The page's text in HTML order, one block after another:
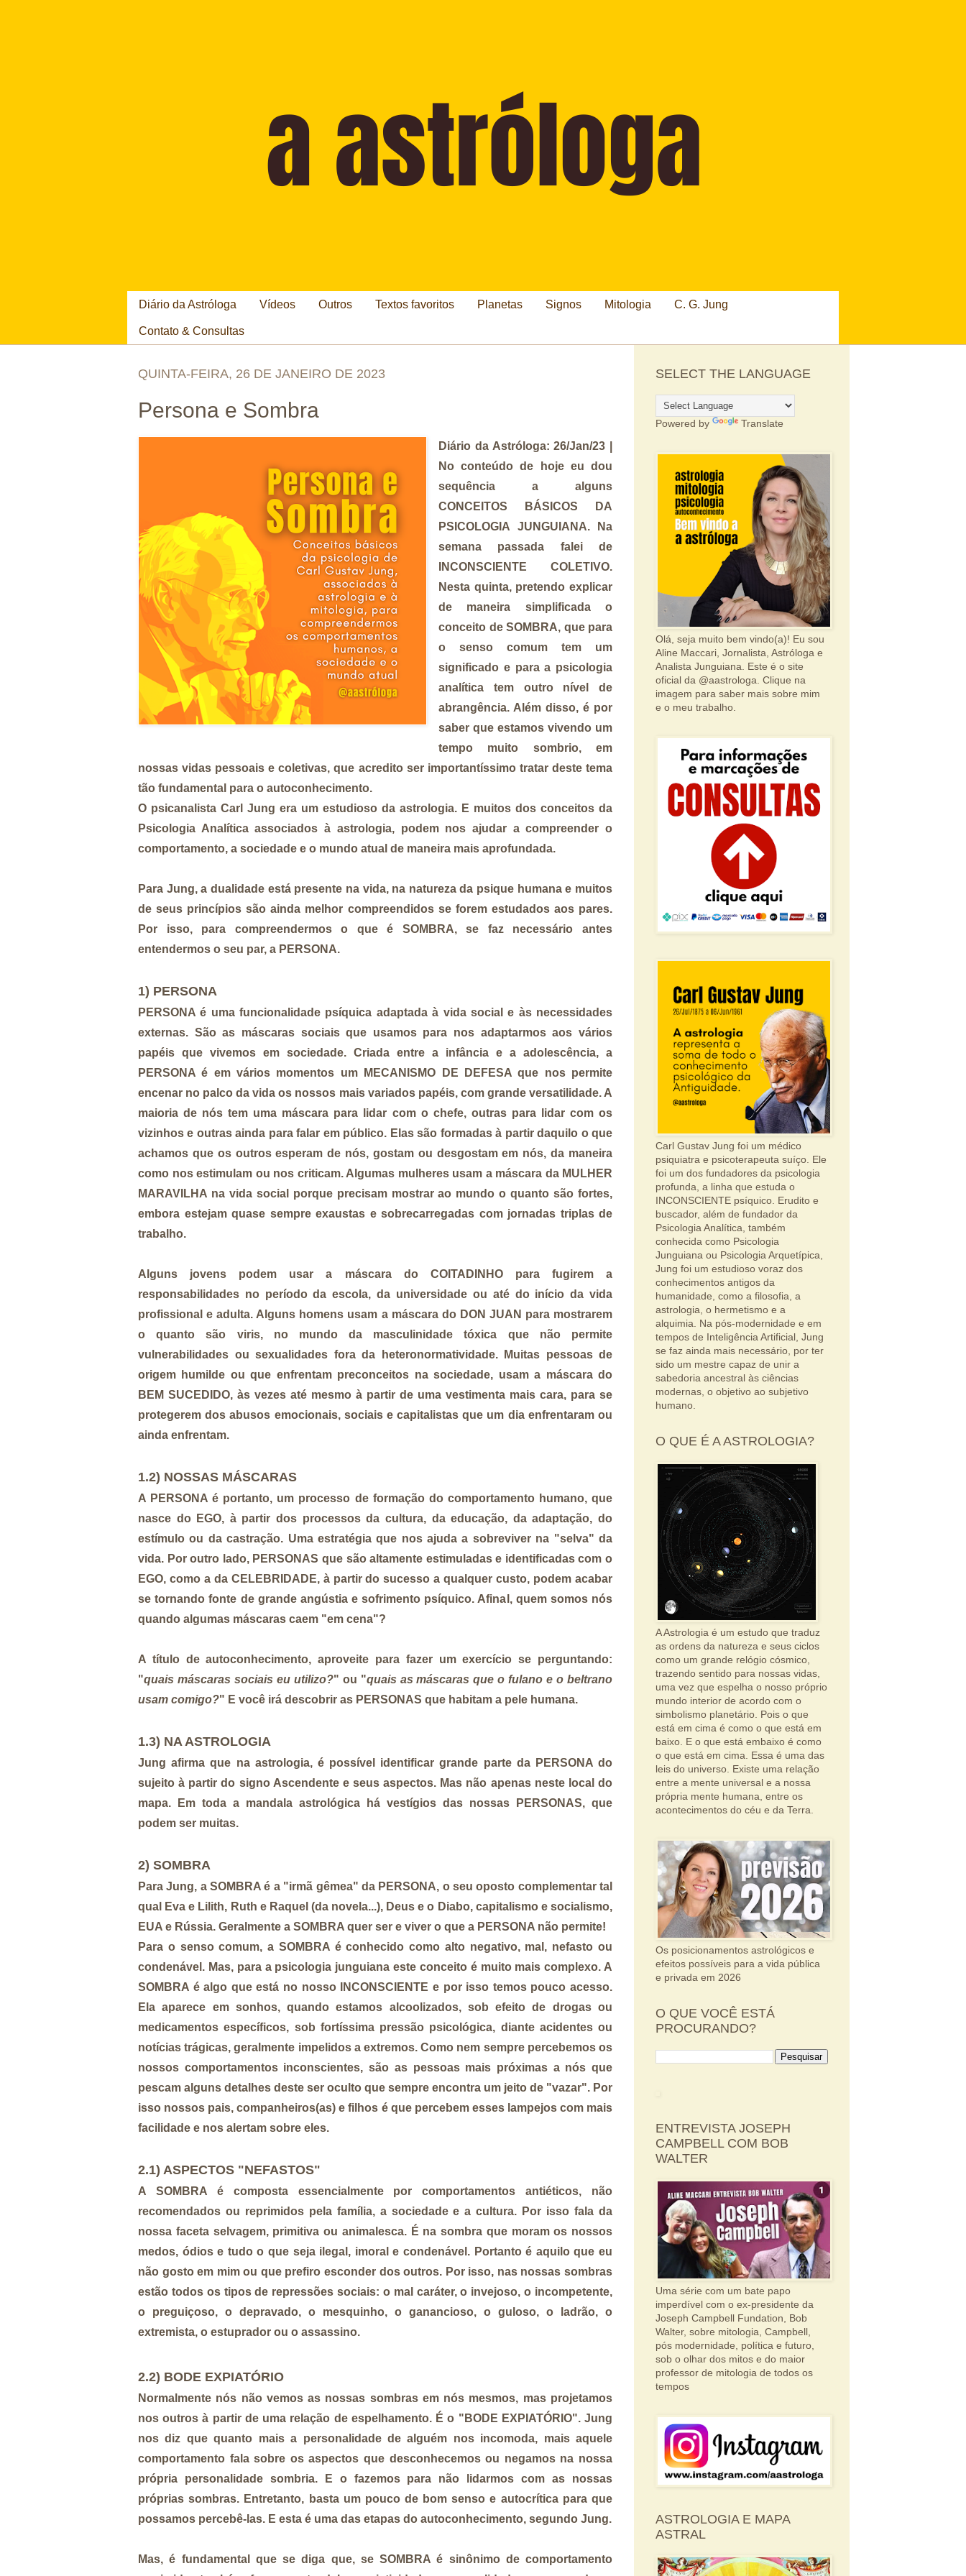
Diário da Astróloga Vídeos Outros Textos favoritos Planetas Signos Mitologia C. G. Jung
Contato & Consultas
QUINTA-FEIRA, 26 DE JANEIRO DE 2023
Persona e Sombra
Diário da Astróloga: 26/Jan/23 |
No conteúdo de hoje eu dou
sequência a alguns
CONCEITOS BÁSICOS DA
PSICOLOGIA JUNGUIANA. Na
semana passada falei de
INCONSCIENTE COLETIVO.
Nesta quinta, pretendo explicar
de maneira simplificada o
conceito de SOMBRA, que para
o senso comum tem um
significado e para a psicologia
analítica tem outro nível de
abrangência. Além disso, é por
saber que estamos vivendo um
tempo muito sombrio, em
nossas vidas pessoais e coletivas, que acredito ser importantíssimo tratar deste tema
tão fundamental para o autoconhecimento.
O psicanalista Carl Jung era um estudioso da astrologia. E muitos dos conceitos da
Psicologia Analítica associados à astrologia, podem nos ajudar a compreender o
comportamento, a sociedade e o mundo atual de maneira mais aprofundada.
Para Jung, a dualidade está presente na vida, na natureza da psique humana e muitos
de seus princípios são ainda melhor compreendidos se forem estudados aos pares.
Por isso, para compreendermos o que é SOMBRA, se faz necessário antes
entendermos o seu par, a PERSONA.
1) PERSONA
PERSONA é uma funcionalidade psíquica adaptada à vida social e às necessidades
externas. São as máscaras sociais que usamos para nos adaptarmos aos vários
papéis que vivemos em sociedade. Criada entre a infância e a adolescência, a
PERSONA é em vários momentos um MECANISMO DE DEFESA que nos permite
encenar no palco da vida os nossos mais variados papéis, com grande versatilidade. A
maioria de nós tem uma máscara para lidar com o chefe, outras para lidar com os
vizinhos e outras ainda para falar em público. Elas são formadas à partir daquilo o que
achamos que os outros esperam de nós, gostam ou desgostam em nós, da maneira
como nos estimulam ou nos criticam. Algumas mulheres usam a máscara da MULHER
MARAVILHA na vida social porque precisam mostrar ao mundo o quanto são fortes,
embora estejam quase sempre exaustas e sobrecarregadas com jornadas triplas de
trabalho.
Alguns jovens podem usar a máscara do COITADINHO para fugirem a
responsabilidades no período da escola, da universidade ou até do início da vida
profissional e adulta. Alguns homens usam a máscara do DON JUAN para mostrarem
o quanto são viris, no mundo da masculinidade tóxica que não permite
vulnerabilidades ou sexualidades fora da heteronormatividade. Muitas pessoas de
origem humilde ou que enfrentam preconceitos na sociedade, usam a máscara do
BEM SUCEDIDO, às vezes até mesmo à partir de uma vestimenta mais cara, para se
protegerem dos abusos emocionais, sociais e capitalistas que um dia enfrentaram ou
ainda enfrentam.
1.2) NOSSAS MÁSCARAS
A PERSONA é portanto, um processo de formação do comportamento humano, que
nasce do EGO, à partir dos processos da cultura, da educação, da adaptação, do
estímulo ou da castração. Uma estratégia que nos ajuda a sobreviver na "selva" da
vida. Por outro lado, PERSONAS que são altamente estimuladas e identificadas com o
EGO, como a da CELEBRIDADE, à partir do sucesso a qualquer custo, podem acabar
se tornando fonte de grande angústia e sofrimento psíquico. Afinal, quem somos nós
quando algumas máscaras caem "em cena"?
A título de autoconhecimento, aproveite para fazer um exercício se perguntando:
"quais máscaras sociais eu utilizo?" ou "quais as máscaras que o fulano e o beltrano
usam comigo?" E você irá descobrir as PERSONAS que habitam a pele humana.
1.3) NA ASTROLOGIA
Jung afirma que na astrologia, é possível identificar grande parte da PERSONA do
sujeito à partir do signo Ascendente e seus aspectos. Mas não apenas neste local do
mapa. Em toda a mandala astrológica há vestígios das nossas PERSONAS, que
podem ser muitas.
2) SOMBRA
Para Jung, a SOMBRA é a "irmã gêmea" da PERSONA, o seu oposto complementar tal
qual Eva e Lilith, Ruth e Raquel (da novela...), Deus e o Diabo, capitalismo e socialismo,
EUA e Rússia. Geralmente a SOMBRA quer ser e viver o que a PERSONA não permite!
Para o senso comum, a SOMBRA é conhecido como alto negativo, mal, nefasto ou
condenável. Mas, para a psicologia junguiana este conceito é muito mais complexo. A
SOMBRA é algo que está no nosso INCONSCIENTE e por isso temos pouco acesso.
Ela aparece em sonhos, quando estamos alcoolizados, sob efeito de drogas ou
medicamentos específicos, sob fortíssima pressão psicológica, diante acidentes ou
notícias trágicas, geralmente impelidos a extremos. Como nem sempre percebemos os
nossos comportamentos inconscientes, são as pessoas mais próximas a nós que
pescam alguns detalhes deste ser oculto que sempre encontra um jeito de "vazar". Por
isso nossos pais, companheiros(as) e filhos é que percebem esses lampejos com mais
facilidade e nos alertam sobre eles.
2.1) ASPECTOS "NEFASTOS"
A SOMBRA é composta essencialmente por comportamentos antiéticos, não
recomendados ou reprimidos pela família, a sociedade e a cultura. Por isso fala da
nossa faceta selvagem, primitiva ou animalesca. É na sombra que moram os nossos
medos, ódios e tudo o que seja ilegal, imoral e condenável. Portanto é aquilo que eu
não gosto em mim ou que prefiro esconder dos outros. Por isso, nas nossas sombras
estão todos os tipos de repressões sociais: o mal caráter, o invejoso, o incompetente,
o preguiçoso, o depravado, o mesquinho, o ganancioso, o guloso, o ladrão, o
extremista, o estuprador ou o assassino.
2.2) BODE EXPIATÓRIO
Normalmente nós não vemos as nossas sombras em nós mesmos, mas projetamos
nos outros à partir de uma relação de espelhamento. É o "BODE EXPIATÓRIO". Jung
nos diz que quanto mais a personalidade de alguém nos incomoda, mais aquele
comportamento fala sobre os aspectos que desconhecemos ou negamos na nossa
própria personalidade sombria. E o fazemos para não lidarmos com as nossas
próprias sombras. Entretanto, basta um pouco de bom senso e autocrítica para que
possamos percebê-las. E esta é uma das etapas do autoconhecimento, segundo Jung.
Mas, é fundamental que se diga que, se SOMBRA é sinônimo de comportamento
SELECT THE LANGUAGE
Powered by Translate
Olá, seja muito bem vindo(a)! Eu sou
Aline Maccari, Jornalista, Astróloga e
Analista Junguiana. Este é o site
oficial da @aastrologa. Clique na
imagem para saber mais sobre mim
e o meu trabalho.
Carl Gustav Jung foi um médico
psiquiatra e psicoterapeuta suíço. Ele
foi um dos fundadores da psicologia
profunda, a linha que estuda o
INCONSCIENTE psíquico. Erudito e
buscador, além de fundador da
Psicologia Analítica, também
conhecida como Psicologia
Junguiana ou Psicologia Arquetípica,
Jung foi um estudioso voraz dos
conhecimentos antigos da
humanidade, como a filosofia, a
astrologia, o hermetismo e a
alquimia. Na pós-modernidade e em
tempos de Inteligência Artificial, Jung
se faz ainda mais necessário, por ter
sido um mestre capaz de unir a
sabedoria ancestral às ciências
modernas, o objetivo ao subjetivo
humano.
O QUE É A ASTROLOGIA?
A Astrologia é um estudo que traduz
as ordens da natureza e seus ciclos
como um grande relógio cósmico,
trazendo sentido para nossas vidas,
uma vez que espelha o nosso próprio
mundo interior de acordo com o
simbolismo planetário. Pois o que
está em cima é como o que está em
baixo. E o que está embaixo é como
o que está em cima. Essa é uma das
leis do universo. Existe uma relação
entre a mente universal e a nossa
própria mente humana, entre os
acontecimentos do céu e da Terra.
Os posicionamentos astrológicos e
efeitos possíveis para a vida pública
e privada em 2026
O QUE VOCÊ ESTÁ
PROCURANDO?
ENTREVISTA JOSEPH
CAMPBELL COM BOB
WALTER
Uma série com um bate papo
imperdível com o ex-presidente da
Joseph Campbell Fundation, Bob
Walter, sobre mitologia, Campbell,
pós modernidade, política e futuro,
sob o olhar dos mitos e do maior
professor de mitologia de todos os
tempos
ASTROLOGIA E MAPA
ASTRAL